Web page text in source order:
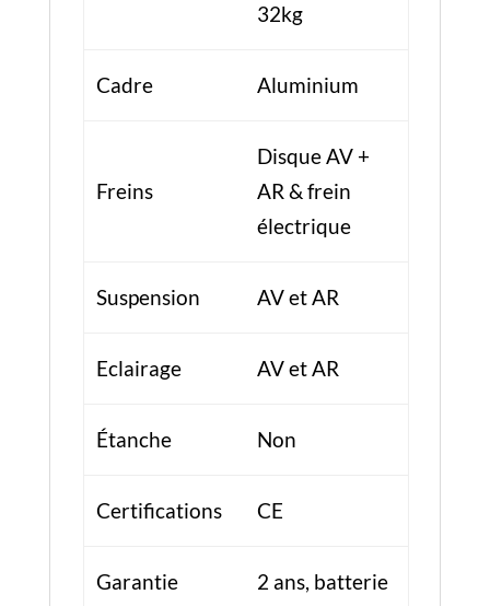
32kg
Cadre Aluminium
Freins
Disque AV +
AR & frein
électrique
Suspension AV et AR
Eclairage AV et AR
Étanche Non
Certifications CE
Garantie
2 ans, batterie